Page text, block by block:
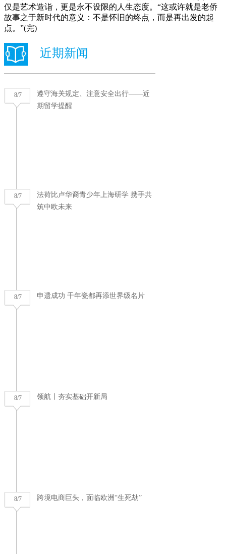
仅是艺术造诣，更是永不设限的人生态度。“这或许就是老侨
故事之于新时代的意义：不是怀旧的终点，而是再出发的起
点。”(完)